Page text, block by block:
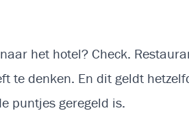
het hotel? Check.
te denken. En dit geldt
puntjes geregeld is.